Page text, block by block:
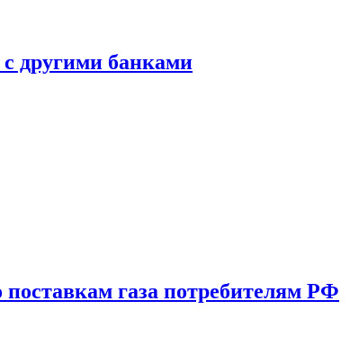
другими банками
газа потребителям РФ